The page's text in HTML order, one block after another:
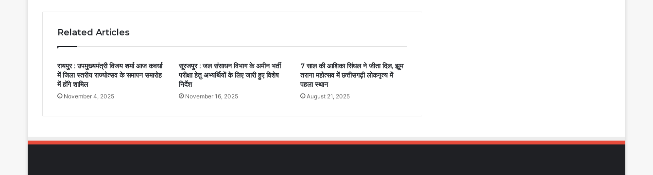
Related Articles
रायपुर : उपमुख्यमंत्री विजय शर्मा आज कवर्धा
में जिला स्तरीय राज्योत्सव के समापन समारोह
में होंगे शामिल
November 4, 2025
सूरजपुर : जल संसाधन विभाग के अमीन भर्ती
परीक्षा हेतु अभ्यर्थियों के लिए जारी हुए विशेष
निर्देश
November 16, 2025
7 साल की आशिका सिंघल ने जीता दिल, झूम
तराना महोत्सव में छत्तीसगढ़ी लोकनृत्य में
पहला स्थान
August 21, 2025